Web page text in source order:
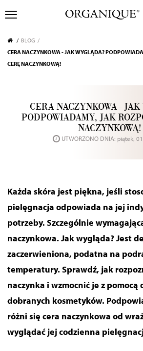
BLOG
CERA NACZYNKOWA - JAK WYGLĄDA?
CERĘ NACZYNKOWĄ!
CERA NACZYNKOWA - JAK
PODPOWIADAMY, JAK
NACZYNKOWĄ!
UTWORZONO DNIA: piątek,
Każda skóra jest piękna, jeśli
pielęgnacja odpowiada na jej
potrzeby. Szczególnie
naczynkowa. Jak wygląda? Jest
zaczerwieniona, podatna na
temperatury. Sprawdź, jak
naczynka i wzmocnić je z pomocą
dobranych kosmetyków.
różni się cera naczynkowa od
wyglądać jej codzienna